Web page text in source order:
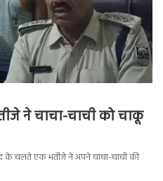
ने चाचा-चाची को चाकू
के चलते एक भतीजे ने अपने चाचा-चाची की